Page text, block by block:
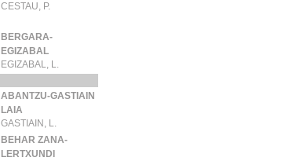
CESTAU, P.
BERGARA-
EGIZABAL
EGIZABAL, L.
ABANTZU-GASTIAIN
LAIA
GASTIAIN, L.
BEHAR ZANA-
LERTXUNDI